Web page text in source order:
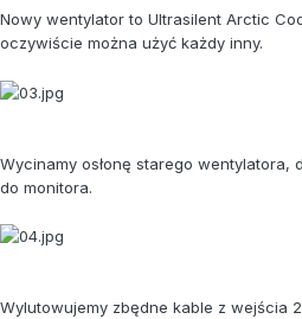
Nowy wentylator to Ultrasilent Arctic
oczywiście można użyć każdy inny.
Wycinamy osłonę starego wentylatora,
do monitora.
Wylutowujemy zbędne kable z wejścia